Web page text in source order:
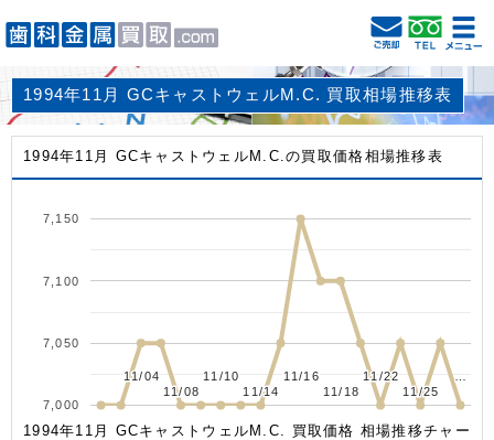
1994年11月 GCキャストウェルM.C. 買取相場推移表
1994年11月 GCキャストウェルM.C.の買取価格相場推移表
11/04
11/04
11/08
11/08
11/10
11/10
11/14
11/14
11/16
11/16
11/18
11/18
11/22
11/22
11/25
11/25
…
…
7,000
7,050
7,100
7,150
1994年11月 GCキャストウェルM.C. 買取価格 相場推移チャー